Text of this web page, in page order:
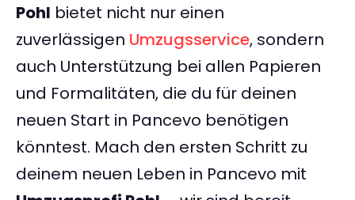
Pohl bietet nicht nur einen
zuverlässigen Umzugsservice, sondern
auch Unterstützung bei allen Papieren
und Formalitäten, die du für deinen
neuen Start in Pancevo benötigen
könntest. Mach den ersten Schritt zu
deinem neuen Leben in Pancevo mit